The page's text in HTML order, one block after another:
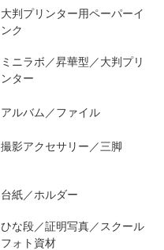
大判プリンター用ペーパーイ
ンク
ミニラボ／昇華型／大判プリ
ンター
アルバム／ファイル
撮影アクセサリー／三脚
台紙／ホルダー
ひな段／証明写真／スクール
フォト資材